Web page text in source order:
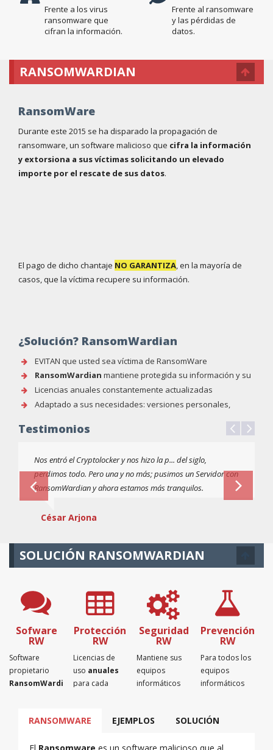
Frente a los virus
ransomware que
cifran la información.
Frente al ransomware
y las pérdidas de
datos.
RANSOMWARDIAN
RansomWare
Durante este 2015 se ha disparado la propagación de
ransomware, un software malicioso que cifra la información
y extorsiona a sus víctimas solicitando un elevado
importe por el rescate de sus datos.
El pago de dicho chantaje NO GARANTIZA, en la mayoría de
casos, que la víctima recupere su información.
¿Solución? RansomWardian
EVITAN que usted sea víctima de RansomWare
RansomWardian mantiene protegida su información y su
sistema informático
Licencias anuales constantemente actualizadas
Adaptado a sus necesidades: versiones personales,
Testimonios
Nos entró el Cryptolocker y nos hizo la p... del siglo,
perdimos todo. Pero una y no más; pusimos un Servidor con
RansomWardian y ahora estamos más tranquilos.
César Arjona
SOLUCIÓN RANSOMWARDIAN
Sofware
RW
Software
propietario
RansomWardian
ordenadores
ransomware.
Protección
RW
Licencias de
uso anuales
para cada
proteger del
Seguridad
RW
Mantiene sus
equipos
informáticos
alcance del
Prevención
RW
Para todos los
equipos
informáticos
Windows
RANSOMWARE EJEMPLOS SOLUCIÓN